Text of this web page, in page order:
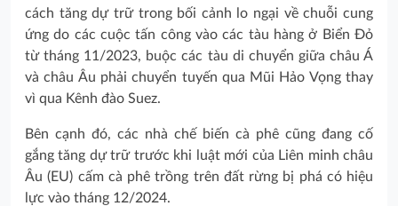
cách tăng dự trữ trong bối cảnh lo ngại về chuỗi cung
ứng do các cuộc tấn công vào các tàu hàng ở Biển Đỏ
từ tháng 11/2023, buộc các tàu di chuyển giữa châu Á
và châu Âu phải chuyển tuyến qua Mũi Hảo Vọng thay
vì qua Kênh đào Suez.
Bên cạnh đó, các nhà chế biến cà phê cũng đang cố
gắng tăng dự trữ trước khi luật mới của Liên minh châu
Âu (EU) cấm cà phê trồng trên đất rừng bị phá có hiệu
lực vào tháng 12/2024.